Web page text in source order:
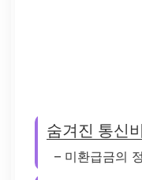
숨겨진 통신
– 미환급금의